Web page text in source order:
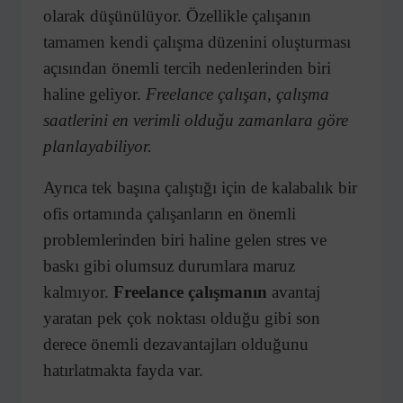
olarak düşünülüyor. Özellikle çalışanın
tamamen kendi çalışma düzenini oluşturması
açısından önemli tercih nedenlerinden biri
haline geliyor. Freelance çalışan, çalışma
saatlerini en verimli olduğu zamanlara göre
planlayabiliyor.
Ayrıca tek başına çalıştığı için de kalabalık bir
ofis ortamında çalışanların en önemli
problemlerinden biri haline gelen stres ve
baskı gibi olumsuz durumlara maruz
kalmıyor. Freelance çalışmanın avantaj
yaratan pek çok noktası olduğu gibi son
derece önemli dezavantajları olduğunu
hatırlatmakta fayda var.